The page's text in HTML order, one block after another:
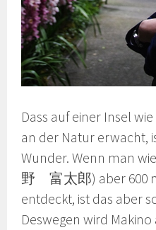
Dass auf einer Insel
an der Natur erwacht,
Wunder. Wenn man
野 富太郎) aber 600
entdeckt, ist das aber
Deswegen wird